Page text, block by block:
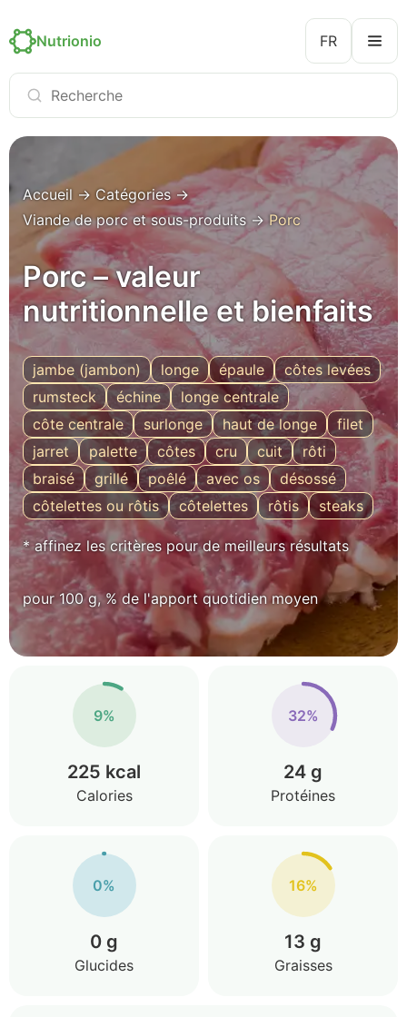
Nutrionio FR
Accueil → Catégories→
Viande de porc et sous-produits→ Porc
Porc – valeur
nutritionnelle et bienfaits
jambe (jambon) longe épaule
côtes levées
rumsteck
échine
longe centrale
côte centrale
surlonge haut de longe
filet
jarret
palette côtes cru cuit
rôti
braisé
grillé poêlé avec os
désossé
côtelettes ou rôtis
côtelettes rôtis steaks
* affinez les critères pour de meilleurs résultats
pour 100 g, % de l'apport quotidien moyen
9%
225 kcal
Calories
32%
24 g
Protéines
0%
0 g
Glucides
16%
13 g
Graisses